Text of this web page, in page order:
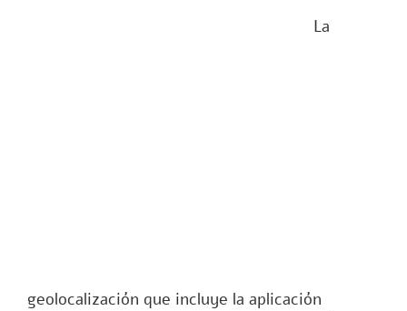
La
geolocalización que incluye la aplicación